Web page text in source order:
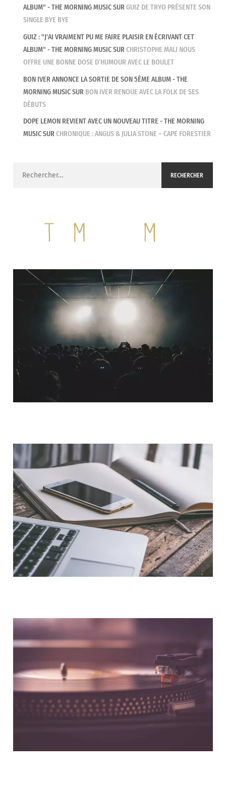
ALBUM" - THE MORNING MUSICSURGUIZ DE TRYO PRÉSENTE SON
SINGLE BYE BYE
GUIZ : "J'AI VRAIMENT PU ME FAIRE PLAISIR EN ÉCRIVANT CET
ALBUM" - THE MORNING MUSICSURCHRISTOPHE MALI NOUS
OFFRE UNE BONNE DOSE D’HUMOUR AVEC LE BOULET
BON IVER ANNONCE LA SORTIE DE SON 5ÈME ALBUM - THE
MORNING MUSICSUR BON IVER RENOUE AVEC LA FOLK DE SES
DÉBUTS
DOPE LEMON REVIENT AVEC UN NOUVEAU TITRE - THE MORNING
MUSICSURCHRONIQUE : ANGUS & JULIA STONE – CAPE FORESTIER